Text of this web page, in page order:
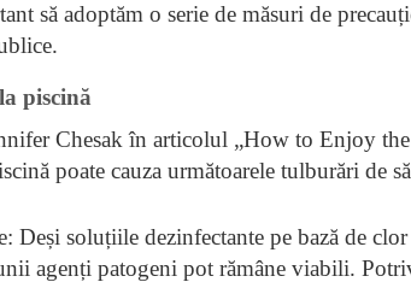
să adoptăm o serie de măsuri de
piscină
Chesak în articolul „How to Enjoy
poate cauza următoarele tulburări de
Deși soluțiile dezinfectante pe bază de
agenți patogeni pot rămâne viabili.